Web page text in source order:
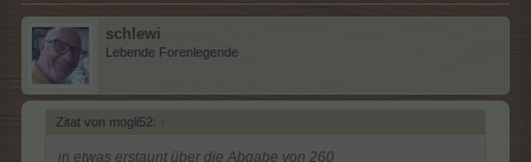
schlewi
Lebende Forenlegende
Zitat von mogli52: ↑
in etwas erstaunt über die Abgabe von 260